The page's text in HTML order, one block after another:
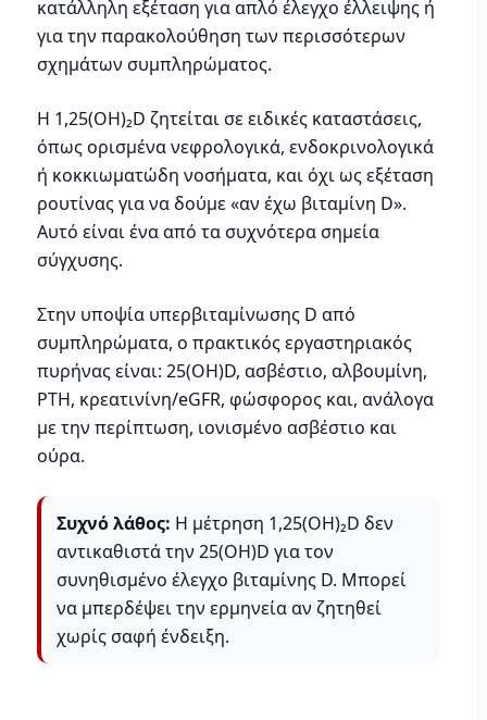
κατάλληλη εξέταση για απλό έλεγχο έλλειψης ή
για την παρακολούθηση των περισσότερων
σχημάτων συμπληρώματος.
Η 1,25(OH)₂D ζητείται σε ειδικές καταστάσεις,
όπως ορισμένα νεφρολογικά, ενδοκρινολογικά
ή κοκκιωματώδη νοσήματα, και όχι ως εξέταση
ρουτίνας για να δούμε «αν έχω βιταμίνη D».
Αυτό είναι ένα από τα συχνότερα σημεία
σύγχυσης.
Στην υποψία υπερβιταμίνωσης D από
συμπληρώματα, ο πρακτικός εργαστηριακός
πυρήνας είναι: 25(OH)D, ασβέστιο, αλβουμίνη,
PTH, κρεατινίνη/eGFR, φώσφορος και, ανάλογα
με την περίπτωση, ιονισμένο ασβέστιο και
ούρα.
Συχνό λάθος: Η μέτρηση 1,25(OH)₂D δεν
αντικαθιστά την 25(OH)D για τον
συνηθισμένο έλεγχο βιταμίνης D. Μπορεί
να μπερδέψει την ερμηνεία αν ζητηθεί
χωρίς σαφή ένδειξη.